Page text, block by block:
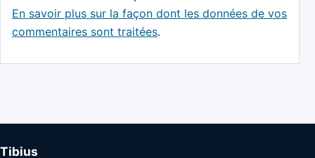
En savoir plus sur la façon dont les données de vos
commentaires sont traitées.
Tibius